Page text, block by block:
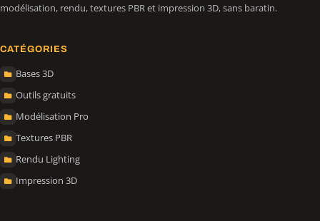
modélisation, rendu, textures PBR et impression 3D, sans baratin.
CATÉGORIES
Bases 3D
Outils gratuits
Modélisation Pro
Textures PBR
Rendu Lighting
Impression 3D